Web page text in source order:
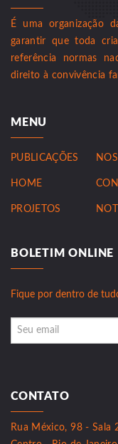
É uma organização
garantir que toda
referência normas
direito à convivência
MENU
PUBLICAÇÕES
HOME
PROJETOS
BOLETIM ONLINE
Fique por dentro de
CONTATO
Rua México, 98 - Sala